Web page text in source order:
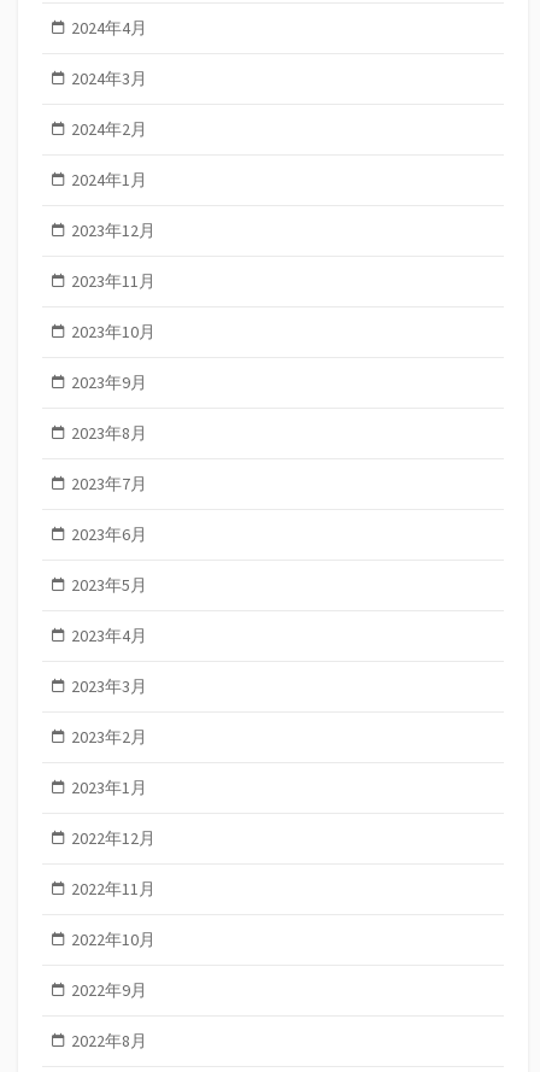
2024年4月
2024年3月
2024年2月
2024年1月
2023年12月
2023年11月
2023年10月
2023年9月
2023年8月
2023年7月
2023年6月
2023年5月
2023年4月
2023年3月
2023年2月
2023年1月
2022年12月
2022年11月
2022年10月
2022年9月
2022年8月